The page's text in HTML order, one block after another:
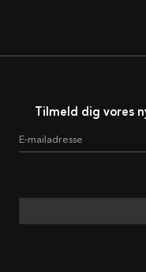
Tilmeld dig vores
E-mailadresse